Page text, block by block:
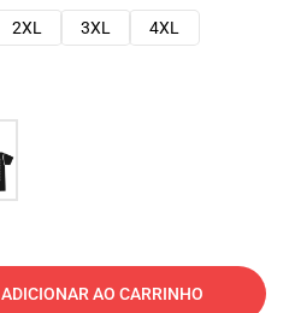
2XL 3XL
4XL
ADICIONAR AO CARRINHO